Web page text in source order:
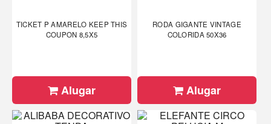
TICKET P AMARELO KEEP THIS
COUPON 8,5X5
Alugar
RODA GIGANTE VINTAGE
COLORIDA 50X36
Alugar